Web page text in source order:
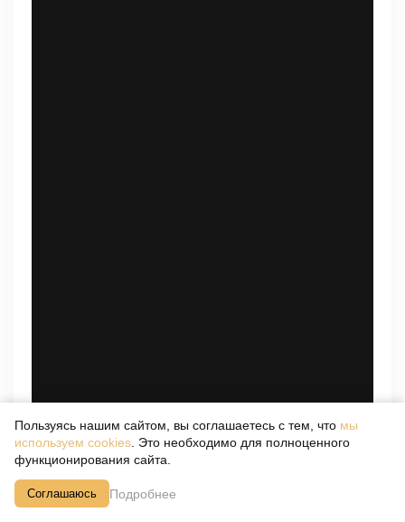
Пользуясь нашим сайтом, вы соглашаетесь с тем, что мы
используем cookies . Это необходимо для полноценного
функционирования сайта.
Соглашаюсь Подробнее